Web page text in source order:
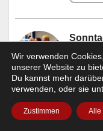
Die
Wir verwenden
unserer Website zu
Du kannst mehr
verwenden, oder sie
Zustimmen Alle